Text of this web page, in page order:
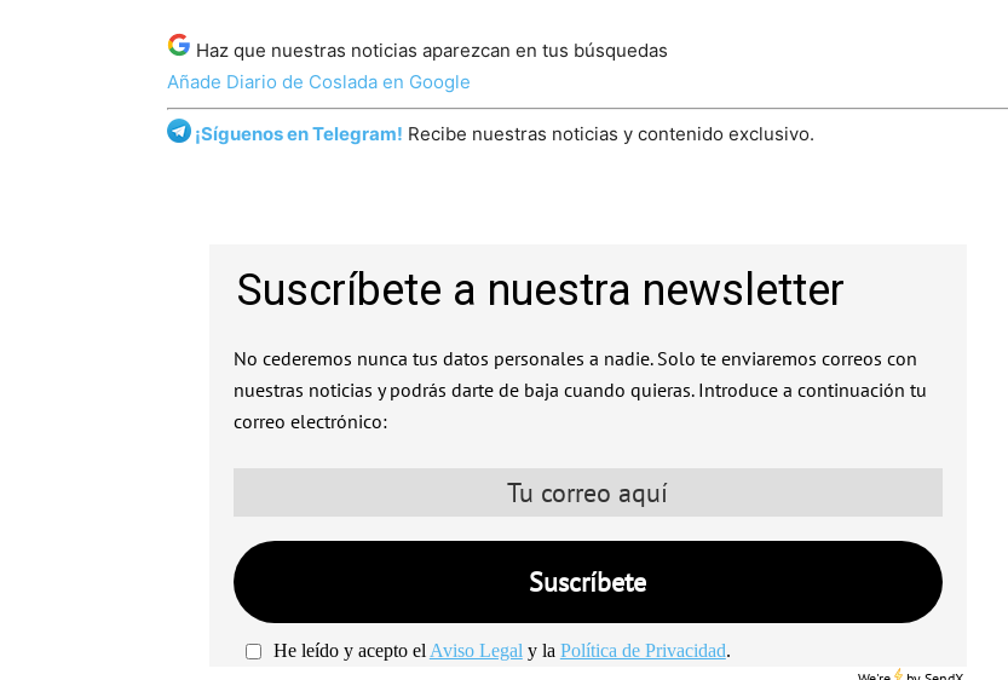
Haz que nuestras noticias aparezcan en tus búsquedas
Añade Diario de Coslada en Google
¡Síguenos en Telegram! Recibe nuestras noticias y contenido exclusivo.
Suscríbete a nuestra newsletter
No cederemos nunca tus datos personales a nadie. Solo te enviaremos correos con
nuestras noticias y podrás darte de baja cuando quieras. Introduce a continuación tu
correo electrónico:
He leído y acepto el Aviso Legal y la Política de Privacidad.